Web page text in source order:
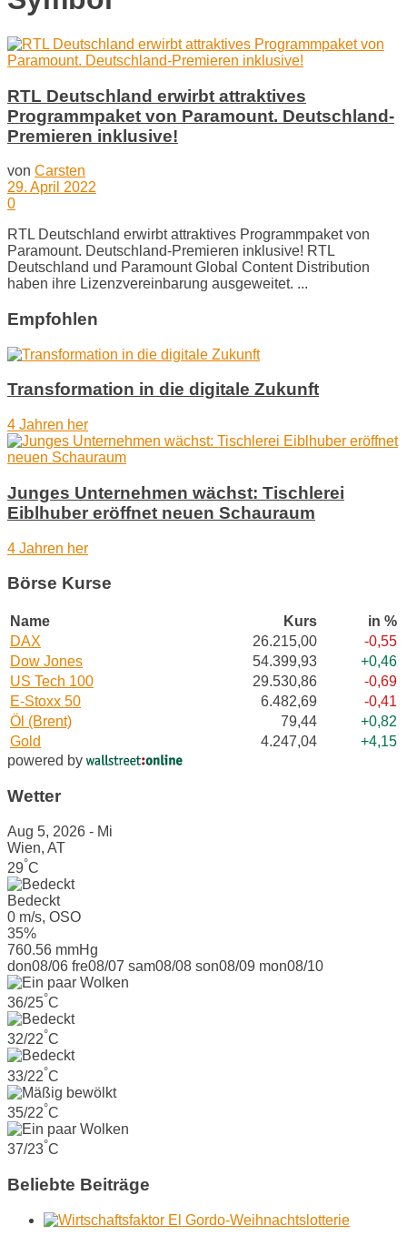
RTL Deutschland erwirbt attraktives
Programmpaket von Paramount. Deutschland-
Premieren inklusive!
von Carsten
29. April 2022
0
RTL Deutschland erwirbt attraktives Programmpaket von
Paramount. Deutschland-Premieren inklusive! RTL
Deutschland und Paramount Global Content Distribution
haben ihre Lizenzvereinbarung ausgeweitet. ...
Empfohlen
Transformation in die digitale Zukunft
4 Jahren her
Junges Unternehmen wächst: Tischlerei
Eiblhuber eröffnet neuen Schauraum
4 Jahren her
Börse Kurse
Name Kurs
in %
DAX
26.215,00
-0,55
Dow Jones
54.399,93
+0,46
US Tech 100
29.530,86
-0,69
E-Stoxx 50
6.482,69
-0,41
Öl (Brent)
79,44
+0,82
Gold
4.247,04
+4,15
powered by
Wetter
Aug 5, 2026 - Mi
Wien, AT
29°C
Bedeckt
0 m/s, OSO
35%
760.56 mmHg
don08/06 fre08/07 sam08/08 son08/09 mon08/10
36/25°C
32/22°C
33/22°C
35/22°C
37/23°C
Beliebte Beiträge